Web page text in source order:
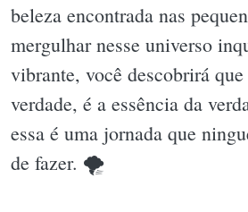
beleza encontrada nas
mergulhar nesse universo
vibrante, você descobrirá
verdade, é a essência da
essa é uma jornada que
de fazer. 🌪